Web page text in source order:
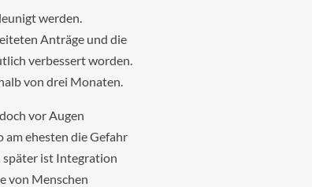
werden.
Anträge und die
verbessert worden.
von drei Monaten.
vor Augen
ehesten die Gefahr
später ist Integration
von Menschen